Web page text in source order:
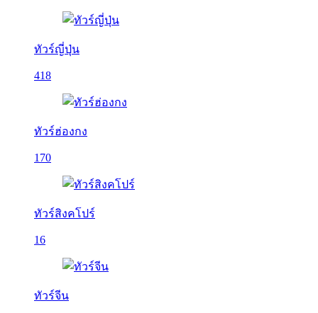
ทัวร์ญี่ปุ่น
418
ทัวร์ฮ่องกง
170
ทัวร์สิงคโปร์
16
ทัวร์จีน